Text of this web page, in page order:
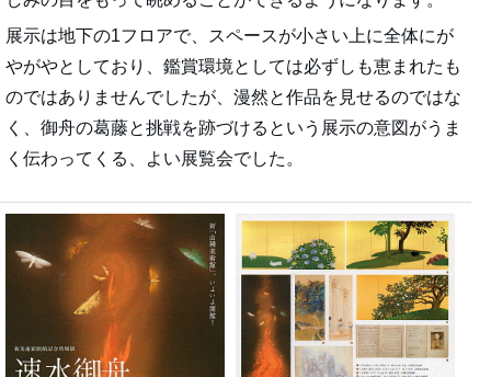
展示は地下の1フロアで、スペースが小さい上に全体にが
やがやとしており、鑑賞環境としては必ずしも恵まれたも
のではありませんでしたが、漫然と作品を見せるのではな
く、御舟の葛藤と挑戦を跡づけるという展示の意図がうま
く伝わってくる、よい展覧会でした。